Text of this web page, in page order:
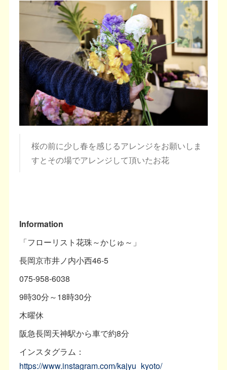
桜の前に少し春を感じるアレンジをお願いしま
すとその場でアレンジして頂いたお花
Information
「フローリスト花珠～かじゅ～」
長岡京市井ノ内小西46-5
075-958-6038
9時30分～18時30分
木曜休
阪急長岡天神駅から車で約8分
インスタグラム：
https://www.instagram.com/kajyu_kyoto/